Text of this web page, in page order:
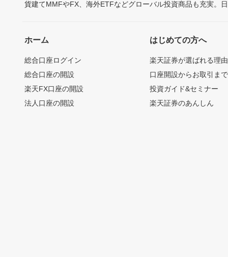
貨建てMMFやFX、海外ETFなどグローバル投資商品も充実。
ホーム
総合口座ログイン
総合口座の開設
楽天FX口座の開設
法人口座の開設
はじめての方へ
楽天証券が選ばれる理由
口座開設からお取引ま
投資ガイド&セミナー
楽天証券のあんしん